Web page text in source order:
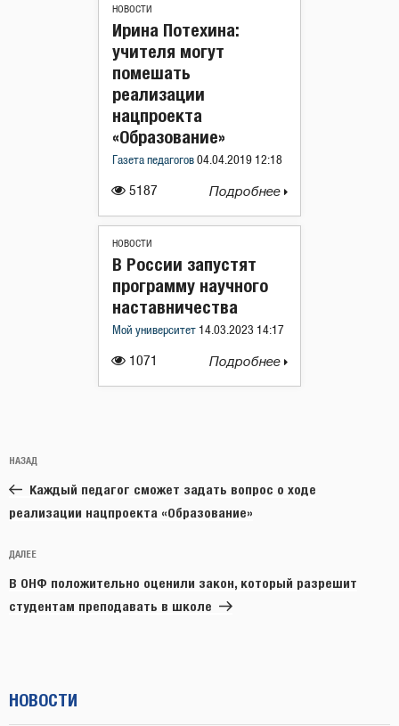
НОВОСТИ
5187
Ирина Потехина:
учителя могут
помешать
реализации
нацпроекта
«Образование»
Газета педагогов 04.04.2019 12:18
Подробнее
НОВОСТИ
1071
В России запустят
программу научного
наставничества
Мой университет 14.03.2023 14:17
Подробнее
по
записям
Предыдущая
запись:
НАЗАД
Каждый педагог сможет задать вопрос о ходе
реализации нацпроекта «Образование»
Следующая
запись
ДАЛЕЕ
В ОНФ положительно оценили закон, который разрешит
студентам преподавать в школе
НОВОСТИ